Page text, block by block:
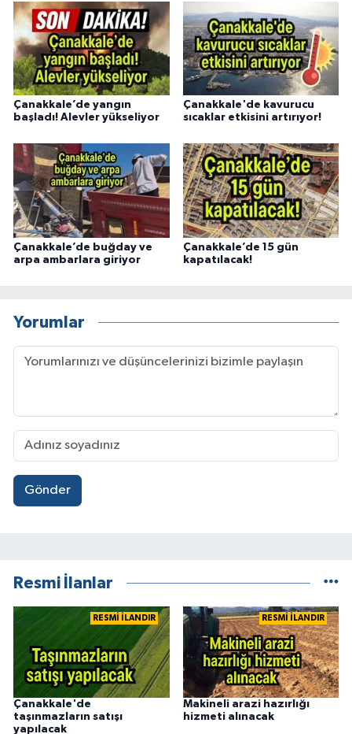
Çanakkale’de yangın
başladı! Alevler yükseliyor
Çanakkale'de kavurucu
sıcaklar etkisini artırıyor!
Çanakkale’de buğday ve
arpa ambarlara giriyor
Çanakkale’de 15 gün
kapatılacak!
Yorumlar
Gönder
Resmi İlanlar
RESMİ İLANDIR
Çanakkale'de
taşınmazların satışı
yapılacak
RESMİ İLANDIR
Makineli arazi hazırlığı
hizmeti alınacak